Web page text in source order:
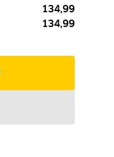
134,99
134,99